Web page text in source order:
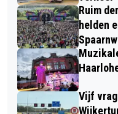
Ruim
helden
Vijf